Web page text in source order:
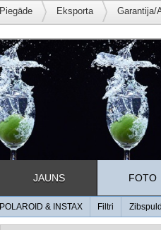
Piegāde Eksporta Garantija/
JAUNS FOTO
POLAROID & INSTAX Filtri